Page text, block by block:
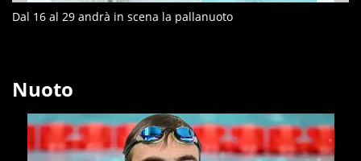
Dal 16 al 29 andrà in scena la pallanuoto
Nuoto